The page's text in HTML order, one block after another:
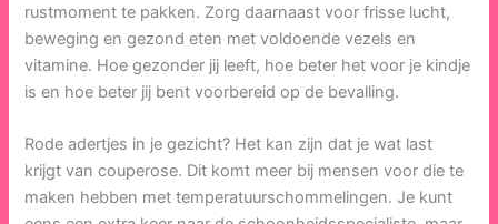
rustmoment te pakken. Zorg daarnaast voor frisse lucht,
beweging en gezond eten met voldoende vezels en
vitamine. Hoe gezonder jij leeft, hoe beter het voor je kindje
is en hoe beter jij bent voorbereid op de bevalling.
Rode adertjes in je gezicht? Het kan zijn dat je wat last
krijgt van couperose. Dit komt meer bij mensen voor die te
maken hebben met temperatuurschommelingen. Je kunt